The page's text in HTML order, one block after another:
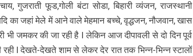
गुजराती फूड,गोली बंटा सोडा, बिहारी व्यंजन, राजस्थानी
का जहां मेले में आने वाले मेहमान बच्चे, वृद्धजन, नौजवान, खास
भी जमकर की जा रही है I लेकिन आज दीपावली से दो दिन पूर्व
रही I देखते-देखते शाम से लेकर देर रात तक भिन्न-भिन्न स्टालों